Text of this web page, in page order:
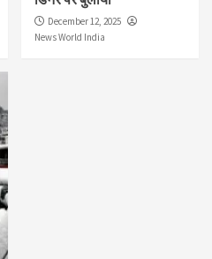
December 12, 2025
News World India